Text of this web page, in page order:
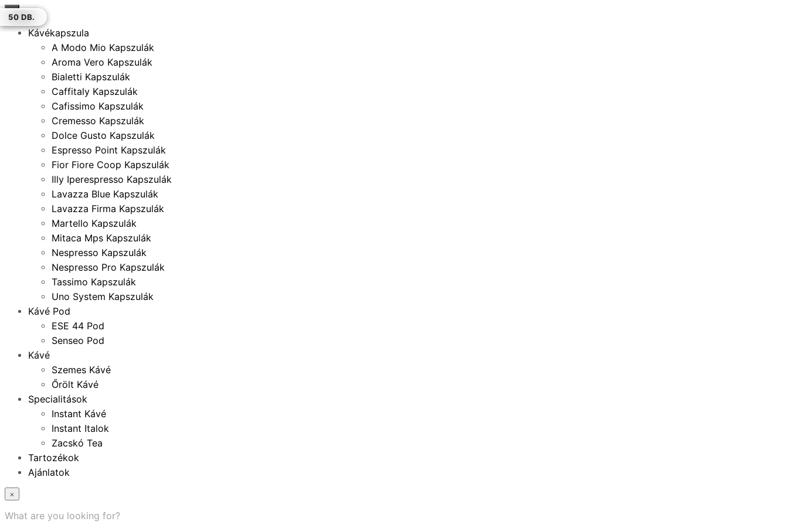
×
Kávékapszula
A Modo Mio Kapszulák
Aroma Vero Kapszulák
Bialetti Kapszulák
Caffitaly Kapszulák
Cafissimo Kapszulák
Cremesso Kapszulák
Dolce Gusto Kapszulák
Espresso Point Kapszulák
Fior Fiore Coop Kapszulák
Illy Iperespresso Kapszulák
Lavazza Blue Kapszulák
Lavazza Firma Kapszulák
Martello Kapszulák
Mitaca Mps Kapszulák
Nespresso Kapszulák
Nespresso Pro Kapszulák
Tassimo Kapszulák
Uno System Kapszulák
Kávé Pod
ESE 44 Pod
Senseo Pod
Kávé
Szemes Kávé
Őrölt Kávé
Specialitások
Instant Kávé
Instant Italok
Zacskó Tea
Tartozékok
Ajánlatok
×
What are you looking for?
50 DB.
30 DB.
30 DB.
12 DB.
12 DB.
30 DB.
50 DB.